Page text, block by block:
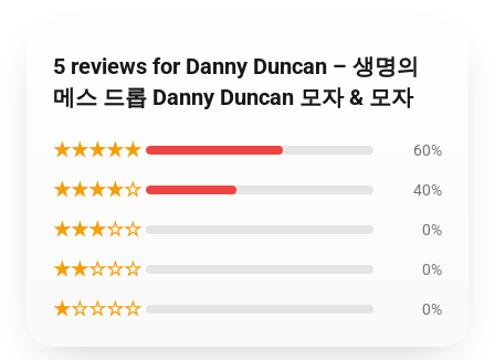
5 reviews for Danny Duncan – 생명의
메스 드롭 Danny Duncan 모자 & 모자
★★★★★ 60%
★★★★☆ 40%
★★★☆☆ 0%
★★☆☆☆ 0%
★☆☆☆☆ 0%